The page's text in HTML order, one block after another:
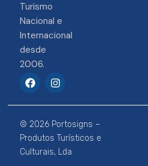
Turismo
Nacional e
Internacional
desde
2006.
F
a
e
b
o
o
k
I
n
t
a
g
r
a
m
© 2026 Portosigns –
Produtos Turísticos e
Culturais, Lda